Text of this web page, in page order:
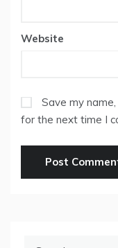
Website
Save my
for the next time I